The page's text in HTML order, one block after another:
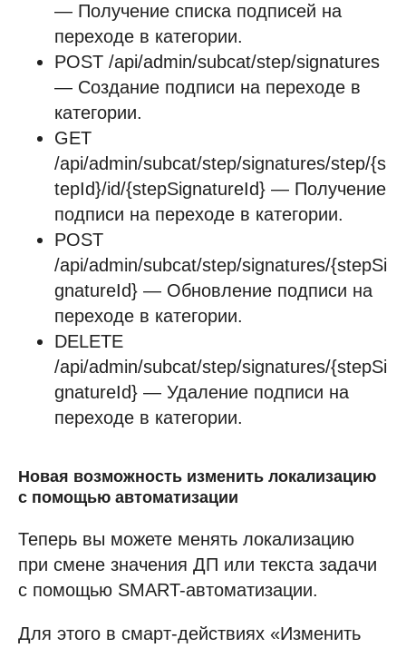
— Получение списка подписей на
переходе в категории.
POST /api/admin/subcat/step/signatures
— Создание подписи на переходе в
категории.
GET
/api/admin/subcat/step/signatures/step/{s
tepId}/id/{stepSignatureId} — Получение
подписи на переходе в категории.
POST
/api/admin/subcat/step/signatures/{stepSi
gnatureId} — Обновление подписи на
переходе в категории.
DELETE
/api/admin/subcat/step/signatures/{stepSi
gnatureId} — Удаление подписи на
переходе в категории.
Новая возможность изменить локализацию
с помощью автоматизации
Теперь вы можете менять локализацию
при смене значения ДП или текста задачи
с помощью SMART-автоматизации.
Для этого в смарт-действиях «Изменить